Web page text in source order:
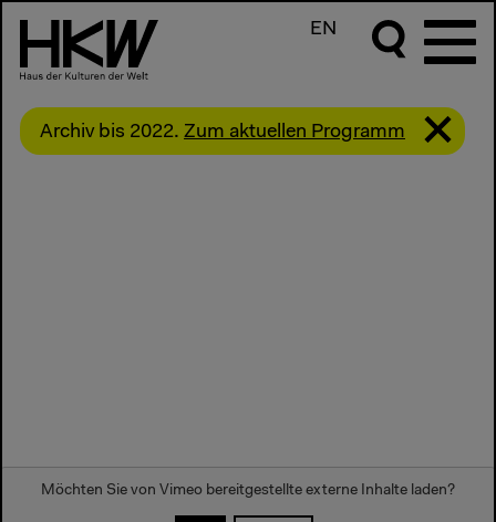
EN
Archiv bis 2022. Zum aktuellen Programm
Möchten Sie von Vimeo bereitgestellte externe Inhalte laden?